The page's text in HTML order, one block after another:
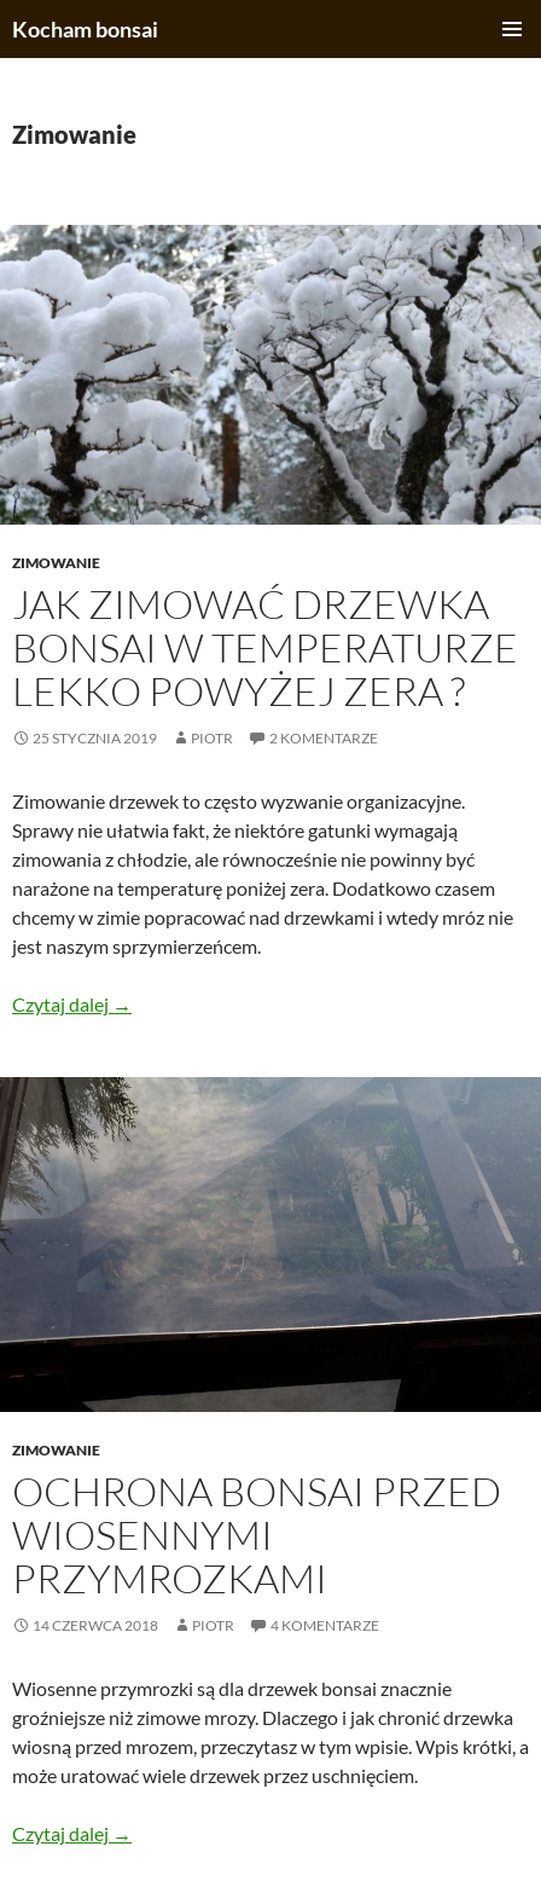
Kocham bonsai
Zimowanie
ZIMOWANIE
JAK ZIMOWAĆ DRZEWKA
BONSAI W TEMPERATURZE
LEKKO POWYŻEJ ZERA ?
25 STYCZNIA 2019 PIOTR 2 KOMENTARZE
Zimowanie drzewek to często wyzwanie organizacyjne.
Sprawy nie ułatwia fakt, że niektóre gatunki wymagają
zimowania z chłodzie, ale równocześnie nie powinny być
narażone na temperaturę poniżej zera. Dodatkowo czasem
chcemy w zimie popracować nad drzewkami i wtedy mróz nie
jest naszym sprzymierzeńcem.
Czytaj dalej Jak zimować drzewka bonsai w temperaturze lekko
→
ZIMOWANIE
OCHRONA BONSAI PRZED
WIOSENNYMI
PRZYMROZKAMI
14 CZERWCA 2018 PIOTR 4 KOMENTARZE
Wiosenne przymrozki są dla drzewek bonsai znacznie
groźniejsze niż zimowe mrozy. Dlaczego i jak chronić drzewka
wiosną przed mrozem, przeczytasz w tym wpisie. Wpis krótki, a
może uratować wiele drzewek przez uschnięciem.
Czytaj dalej Ochrona bonsai przed wiosennymi przymrozkami
→